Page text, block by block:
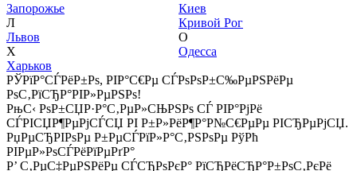
Запорожье
Л
Львов
Х
Харьков
Киев
Кривой Рог
О
Одесса
РЎРїР°СЃРёР±Рѕ, РІР°С€Рµ СЃРѕРѕР±С‰РµРЅРёРµ
РѕС‚РїСЂР°РІР»РµРЅРѕ!
РњС‹ РѕР±СЏР·Р°С‚РµР»СЊРЅРѕ СЃ РІР°РјРё
СЃРІСЏР¶РµРјСЃСЏ РІ Р±Р»РёР¶Р°Р№С€РµРµ РІСЂРµРјСЏ.
РџРµСЂРІРѕРµ Р±РµСЃРїР»Р°С‚РЅРѕРµ РўРћ
РІРµР»РѕСЃРёРїРµРґР°
Р’ С‚РµС‡РµРЅРёРµ СЃСЂРѕРєР° РїСЂРёСЂР°Р±РѕС‚РєРё